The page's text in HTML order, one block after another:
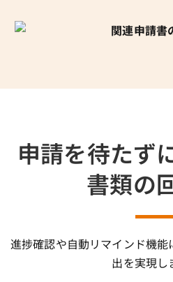
申請を待たず
書類の
進捗確認や自動リマインド機
出を実現し